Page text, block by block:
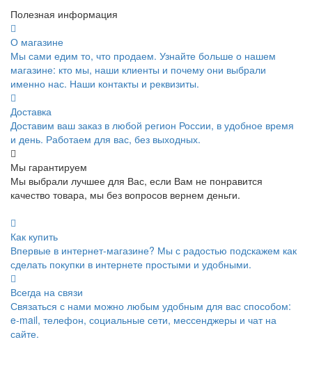
Полезная информация
О магазине
Мы сами едим то, что продаем. Узнайте больше о нашем
магазине: кто мы, наши клиенты и почему они выбрали
именно нас. Наши контакты и реквизиты.
Доставка
Доставим ваш заказ в любой регион России, в удобное время
и день. Работаем для вас, без выходных.
Мы гарантируем
Мы выбрали лучшее для Вас, если Вам не понравится
качество товара, мы без вопросов вернем деньги.
Как купить
Впервые в интернет-магазине? Мы с радостью подскажем как
сделать покупки в интернете простыми и удобными.
Всегда на связи
Связаться с нами можно любым удобным для вас способом:
e-mail, телефон, социальные сети, мессенджеры и чат на
сайте.